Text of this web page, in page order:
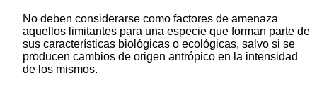
No deben considerarse como factores de amenaza
aquellos limitantes para una especie que forman parte de
sus características biológicas o ecológicas, salvo si se
producen cambios de origen antrópico en la intensidad
de los mismos.